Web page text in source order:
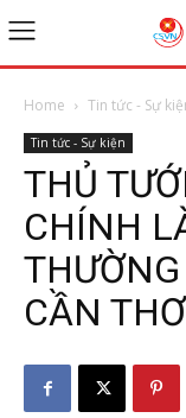
Home Tin tức - Sự
Tin tức - Sự kiện
THỦ
CHÍNH
CẦN THƠ